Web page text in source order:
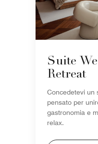
Suite
Retreat
Concedetevi un
pensato per
gastronomia e
relax.